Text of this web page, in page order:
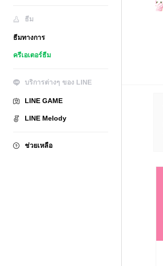
ธีม
ธีมทางการ
ครีเอเตอร์ธีม
บริการต่างๆ ของ LINE
LINE GAME
LINE Melody
ช่วยเหลือ